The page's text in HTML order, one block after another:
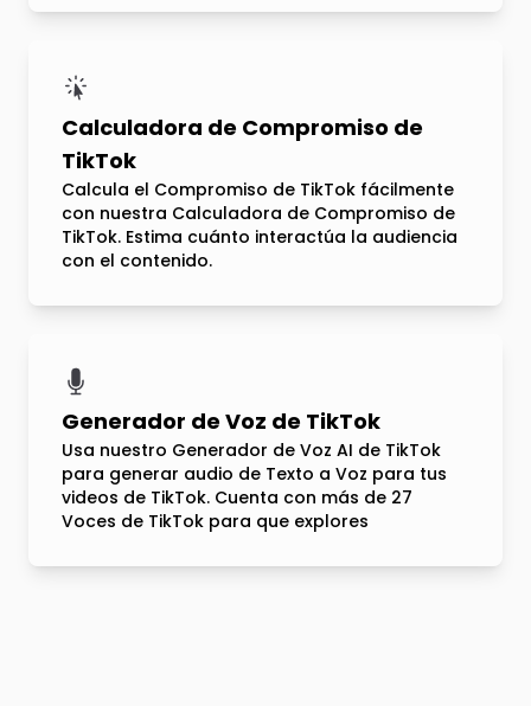
Calculadora de Compromiso de
TikTok
Calcula el Compromiso de TikTok fácilmente
con nuestra Calculadora de Compromiso de
TikTok. Estima cuánto interactúa la audiencia
con el contenido.
Generador de Voz de TikTok
Usa nuestro Generador de Voz AI de TikTok
para generar audio de Texto a Voz para tus
videos de TikTok. Cuenta con más de 27
Voces de TikTok para que explores